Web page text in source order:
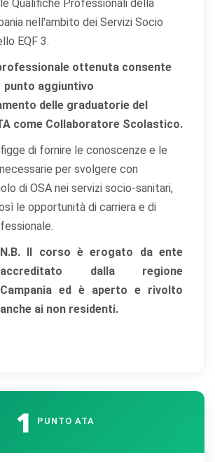
Qualifiche Professionali della
nell'ambito dei Servizi Socio
EQF 3.
ottenuta consente
punto aggiuntivo
delle graduatorie del
come Collaboratore Scolastico.
di fornire le conoscenze e le
per svolgere con
di OSA nei servizi socio-sanitari,
le opportunità di carriera e di
N.B. Il corso è erogato da ente
accreditato dalla regione
Campania ed è aperto e rivolto
anche ai non residenti.
1 PUNTO ATA